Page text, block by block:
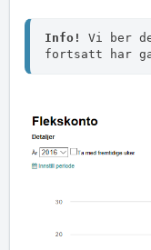
Info!
Vi ber
fortsatt har